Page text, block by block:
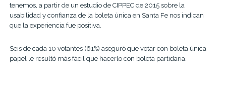
tenemos, a partir de un estudio de CIPPEC de 2015 sobre la
usabilidad y confianza de la boleta única en Santa Fe nos indican
que la experiencia fue positiva.
Seis de cada 10 votantes (61%) aseguró que votar con boleta única
papel le resultó más fácil que hacerlo con boleta partidaria.